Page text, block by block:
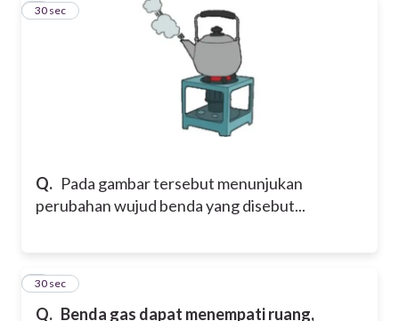
Q. Pada gambar tersebut menunjukan
perubahan wujud benda yang disebut...
4
30 sec
Q. Benda gas dapat menempati ruang,
5
30 sec